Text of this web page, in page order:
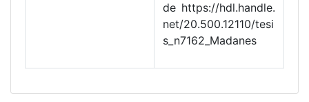
de https://hdl.handle.
net/20.500.12110/tesi
s_n7162_Madanes